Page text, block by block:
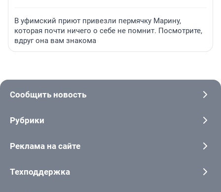
В уфимский приют привезли пермячку Марину,
которая почти ничего о себе не помнит. Посмотрите,
вдруг она вам знакома
Сообщить новость
Рубрики
Реклама на сайте
Техподдержка